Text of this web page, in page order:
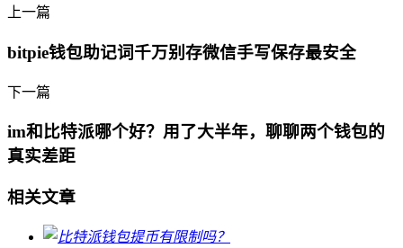
上一篇
bitpie钱包助记词千万别存微信手写保存最安全
下一篇
im和比特派哪个好？用了大半年，聊聊两个钱包的
真实差距
相关文章